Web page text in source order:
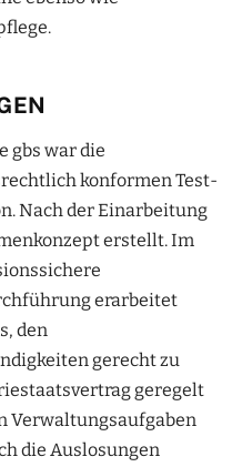
gbs war die
konformen Test-
Nach der Einarbeitung
erstellt. Im
erarbeitet
den
gerecht zu
geregelt
Verwaltungsaufgaben
die Auslosungen